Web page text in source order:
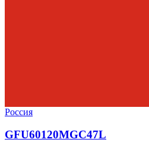
Россия
GFU60120MGC47L